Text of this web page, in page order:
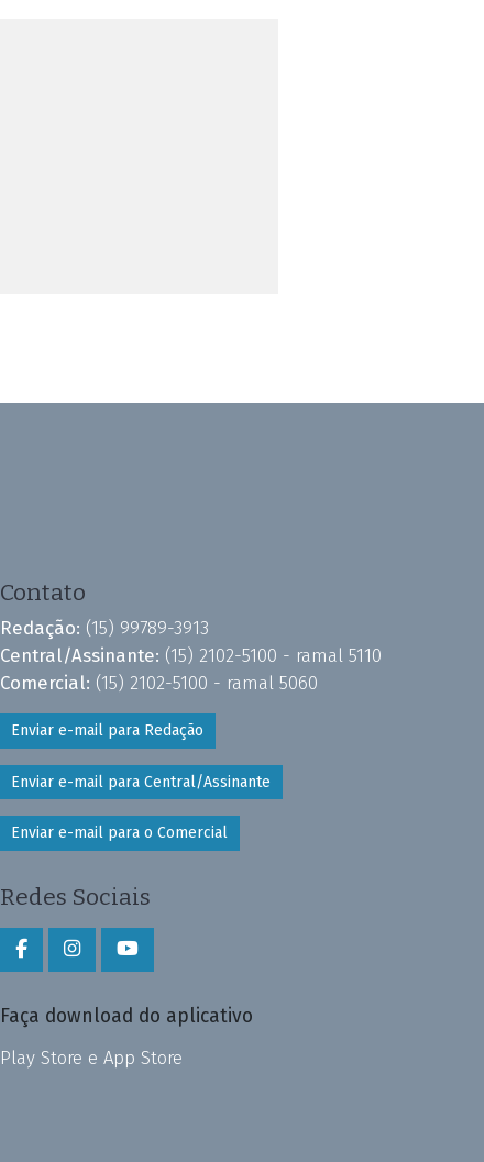
Contato
Redação: (15) 99789-3913
Central/Assinante: (15) 2102-5100 - ramal 5110
Comercial: (15) 2102-5100 - ramal 5060
Enviar e-mail para Redação
Enviar e-mail para Central/Assinante
Enviar e-mail para o Comercial
Redes Sociais
Faça download do aplicativo
Play Store e App Store